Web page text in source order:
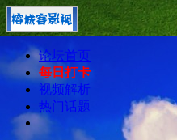
论坛首页
每日打卡
视频解析
热门话题